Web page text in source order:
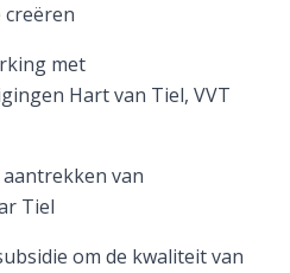
met
Hart van Tiel, VVT
van
Tiel
om de kwaliteit van